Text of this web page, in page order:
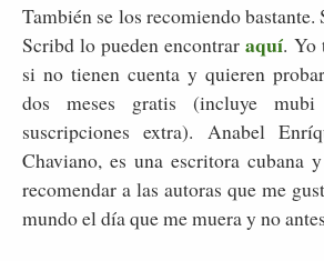
También se los recomiendo
Scribd lo pueden encontraraquí. Yo
si no tienen cuenta y quieren
dos meses gratis (incluye
suscripciones extra). Anabel
Chaviano, es una escritora cubana
recomendar a las autoras que me
mundo el día que me muera y no